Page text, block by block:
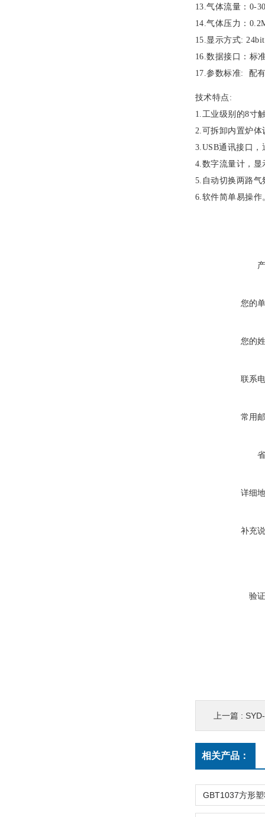
13.气体流量：0-
14.气体压力：
15.显示方式:
16.数据接口：标
17.参数标准: 配
技术特点:
1.工业级别的8寸
2.可拆卸内置炉
3.USB通讯接口
4.数字流量计，显
5.自动切换两路
6.软件简单易操作
您的
您的
联系
常用
详细
补充
验
上一篇 : SYD-
相关产品：